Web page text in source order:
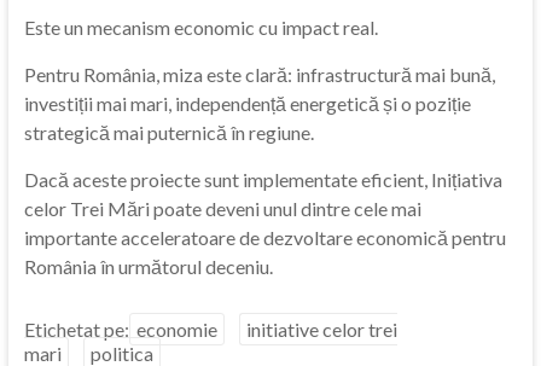
Este un mecanism economic cu impact real.
Pentru România, miza este clară: infrastructură mai bună,
investiții mai mari, independență energetică și o poziție
strategică mai puternică în regiune.
Dacă aceste proiecte sunt implementate eficient, Inițiativa
celor Trei Mări poate deveni unul dintre cele mai
importante acceleratoare de dezvoltare economică pentru
România în următorul deceniu.
Etichetat pe: economie
initiative celor trei
mari
politica